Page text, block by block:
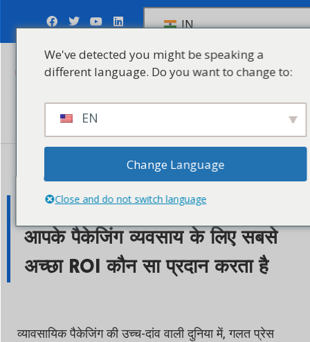
IN
जांच भेजें
२६ मार्च, २०२६
फ्लेक्सो प्रिंटिंग बनाम ऑफसेट प्रिंटिंग:
आपके पैकेजिंग व्यवसाय के लिए सबसे
अच्छा ROI कौन सा प्रदान करता है
व्यावसायिक पैकेजिंग की उच्च-दांव वाली दुनिया में, गलत प्रेस
We've detected you might be speaking a
different language. Do you want to change to:
EN
Change Language
Close and do not switch language